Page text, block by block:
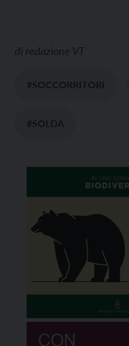
di redazione VT
#SOCCORRITORI
#SOLDA